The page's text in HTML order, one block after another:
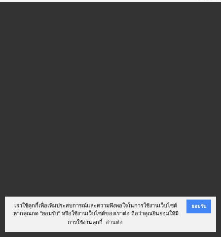
เราใช้คุกกี้เพื่อเพิ่มประสบการณ์และความพึงพอใจในการใช้งานเว็บไซต์
หากคุณกด "ยอมรับ" หรือใช้งานเว็บไซต์ของเราต่อ ถือว่าคุณยินยอมให้มี
การใช้งานคุกกี้
อ่านต่อ
ยอมรับ